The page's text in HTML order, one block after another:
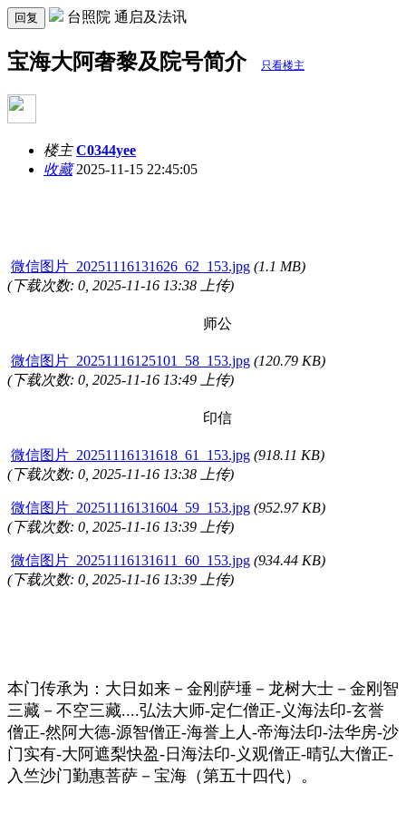
回复 台照院 通启及法讯
宝海大阿奢黎及院号简介 只看楼主
楼主 C0344yee
收藏2025-11-15 22:45:05
微信图片_20251116131626_62_153.jpg (1.1 MB)
(下载次数: 0, 2025-11-16 13:38 上传)
师公
微信图片_20251116125101_58_153.jpg (120.79 KB)
(下载次数: 0, 2025-11-16 13:49 上传)
印信
微信图片_20251116131618_61_153.jpg (918.11 KB)
(下载次数: 0, 2025-11-16 13:38 上传)
微信图片_20251116131604_59_153.jpg (952.97 KB)
(下载次数: 0, 2025-11-16 13:39 上传)
微信图片_20251116131611_60_153.jpg (934.44 KB)
(下载次数: 0, 2025-11-16 13:39 上传)
本门传承为：大日如来－金刚萨埵－龙树大士－金刚智
三藏－不空三藏....弘法大师-定仁僧正-义海法印-玄誉
僧正-然阿大德-源智僧正-海誉上人-帝海法印-法华房-沙
门实有-大阿遮梨快盈-日海法印-义观僧正-晴弘大僧正-
入竺沙门勤惠菩萨－宝海（第五十四代）。